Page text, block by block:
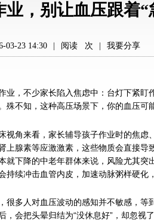
，别让血压跟着“
03-23 14:30 阅读 次 我要分享
业，不少家长陷入焦虑中：台灯下紧
殊不知，这种高压场景下，你的血压可
视角来看，家长辅导孩子作业时的焦虑
上腺素等应激激素，这些物质会直接
下降的中老年群体来说，风险尤其突
持续冲击血管内皮，加速动脉粥样硬化
很多人对血压波动的感知并不敏感，
，会把头晕归结为“没休息好”，却忽视